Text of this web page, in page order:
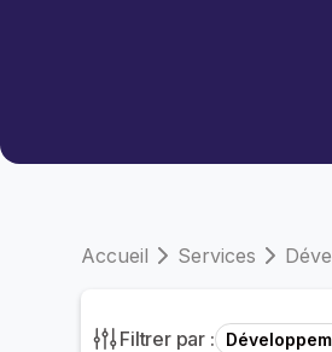
Accueil Services
Filtrer par :